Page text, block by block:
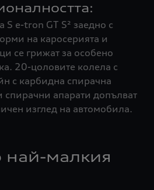
S e-tron GT S² заедно с
на каросерията и
се грижат за особено
20-цоловите колела с
с карбидна спирачна
спирачни апарати допълват
изглед на автомобила.
най-малкия